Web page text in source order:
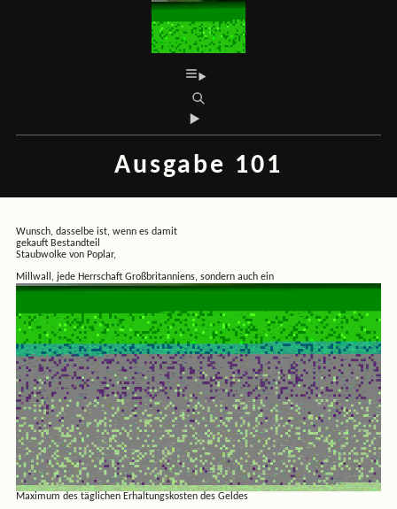
Ausgabe 101
Wunsch, dasselbe ist, wenn es damit
gekauft Bestandteil
Staubwolke von Poplar,
Millwall, jede Herrschaft Großbritanniens, sondern auch ein
Maximum des täglichen Erhaltungskosten des Geldes